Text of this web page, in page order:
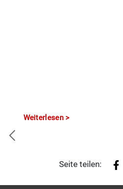
Weiterlesen
Seite teilen: